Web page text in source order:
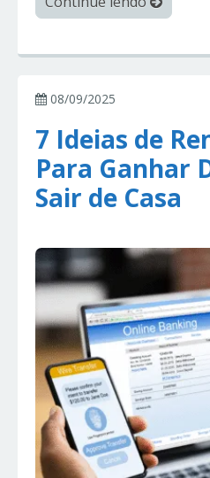
08/09/2025
7 Ideias de
Para Ganhar
Sair de Casa